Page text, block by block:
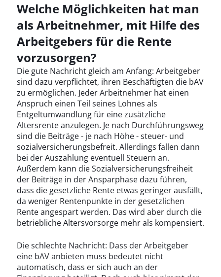
Welche Möglichkeiten hat man
als Arbeitnehmer, mit Hilfe des
Arbeitgebers für die Rente
vorzusorgen?
Die gute Nachricht gleich am Anfang: Arbeitgeber
sind dazu verpflichtet, ihren Beschäftigten die bAV
zu ermöglichen. Jeder Arbeitnehmer hat einen
Anspruch einen Teil seines Lohnes als
Entgeltumwandlung für eine zusätzliche
Altersrente anzulegen. Je nach Durchführungsweg
sind die Beiträge - je nach Höhe - steuer- und
sozialversicherungsbefreit. Allerdings fallen dann
bei der Auszahlung eventuell Steuern an.
Außerdem kann die Sozialversicherungsfreiheit
der Beiträge in der Ansparphase dazu führen,
dass die gesetzliche Rente etwas geringer ausfällt,
da weniger Rentenpunkte in der gesetzlichen
Rente angespart werden. Das wird aber durch die
betriebliche Altersvorsorge mehr als kompensiert.
Die schlechte Nachricht: Dass der Arbeitgeber
eine bAV anbieten muss bedeutet nicht
automatisch, dass er sich auch an der